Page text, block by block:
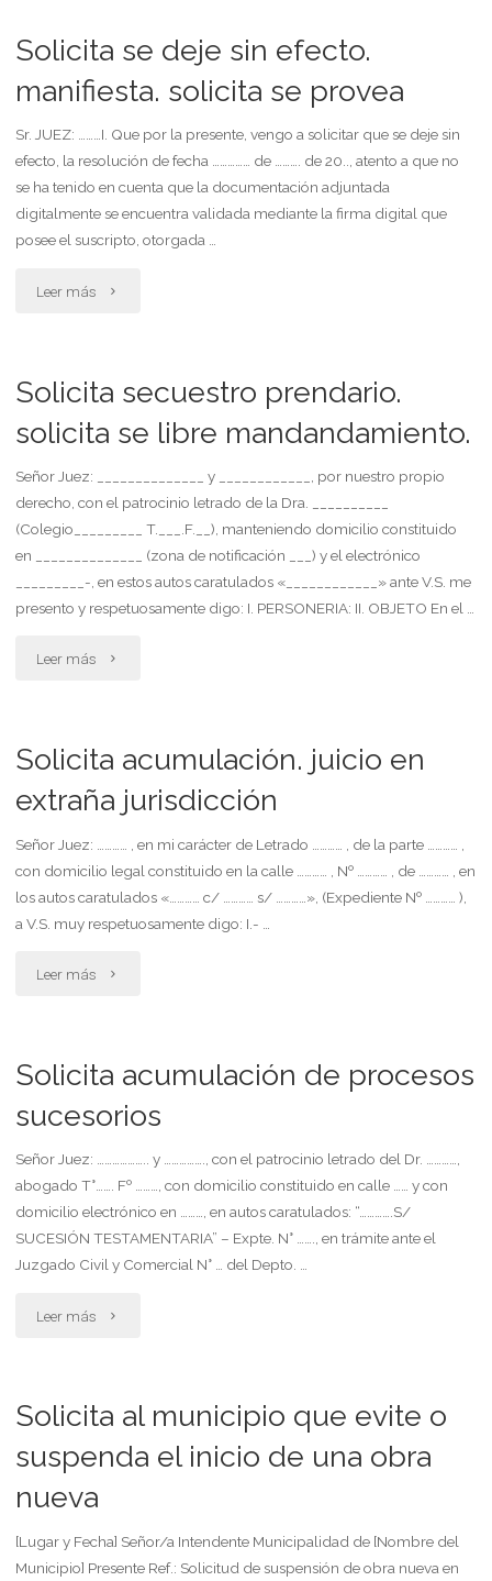
debate"
expediente.
fotocopias"
Solicita se deje sin efecto.
manifiesta. solicita se provea
Sr. JUEZ: ………I. Que por la presente, vengo a solicitar que se deje sin
efecto, la resolución de fecha …………… de ………. de 20.., atento a que no
se ha tenido en cuenta que la documentación adjuntada
digitalmente se encuentra validada mediante la firma digital que
posee el suscripto, otorgada …
Leer más "Solicita
manifiesta.
Solicita secuestro prendario.
solicita se libre mandandamiento.
Señor Juez: ______________ y ____________, por nuestro propio
derecho, con el patrocinio letrado de la Dra. __________
(Colegio_________ T.___.F.__), manteniendo domicilio constituido
en ______________ (zona de notificación ___) y el electrónico
_________-, en estos autos caratulados «____________» ante V.S. me
presento y respetuosamente digo: I. PERSONERIA: II. OBJETO En el …
Leer más "Solicita
solicita
libre
mandandamiento."
Solicita acumulación. juicio en
extraña jurisdicción
Señor Juez: ………… , en mi carácter de Letrado ………… , de la parte ………… ,
con domicilio legal constituido en la calle ………… , Nº ………… , de ………… , en
los autos caratulados «………… c/ ………… s/ …………», (Expediente Nº ………… ),
a V.S. muy respetuosamente digo: I.- …
Leer más "Solicita
jurisdicción"
Solicita acumulación de procesos
sucesorios
Señor Juez: ……………….. y ……………., con el patrocinio letrado del Dr. …………,
abogado T°……. Fº ………, con domicilio constituido en calle …… y con
domicilio electrónico en ………, en autos caratulados: “………….S/
SUCESIÓN TESTAMENTARIA” – Expte. N° ……., en trámite ante el
Juzgado Civil y Comercial N° … del Depto. …
Leer más "Solicita
procesos
Solicita al municipio que evite o
suspenda el inicio de una obra
nueva
[Lugar y Fecha] Señor/a Intendente Municipalidad de [Nombre del
Municipio] Presente Ref.: Solicitud de suspensión de obra nueva en